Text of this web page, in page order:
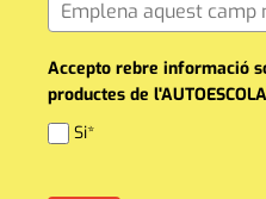
Accepto rebre informació
productes de
Si*